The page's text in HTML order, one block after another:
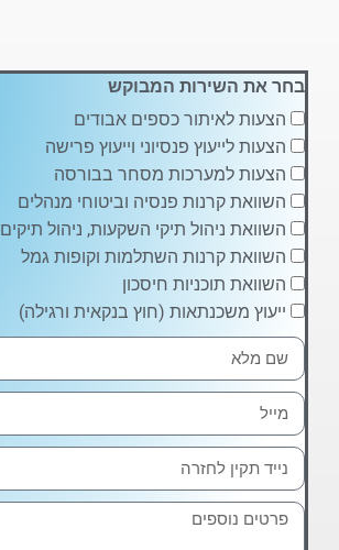
בחר את השירות המבוקש
הצעות לאיתור כספים אבודים
הצעות לייעוץ פנסיוני וייעוץ פרישה
הצעות למערכות מסחר בבורסה
השוואת קרנות פנסיה וביטוחי מנהלים
השוואת ניהול תיקי השקעות, ניהול תיקים
השוואת קרנות השתלמות וקופות גמל
השוואת תוכניות חיסכון
ייעוץ משכנתאות (חוץ בנקאית ורגילה)